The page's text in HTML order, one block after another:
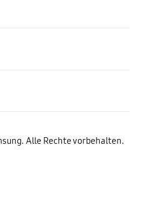
Alle Rechte vorbehalten.